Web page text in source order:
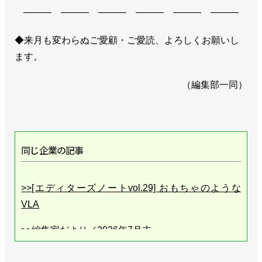
――― ――― ――― ――― ――― ―――
◆来月も変わらぬご愛顧・ご愛読、よろしくお願いし
ます。
（編集部一同）
同じ企業の記事
>>[エディターズノートvol.29] おもちゃのような
VLA
>>編集室だより／2026年7月末